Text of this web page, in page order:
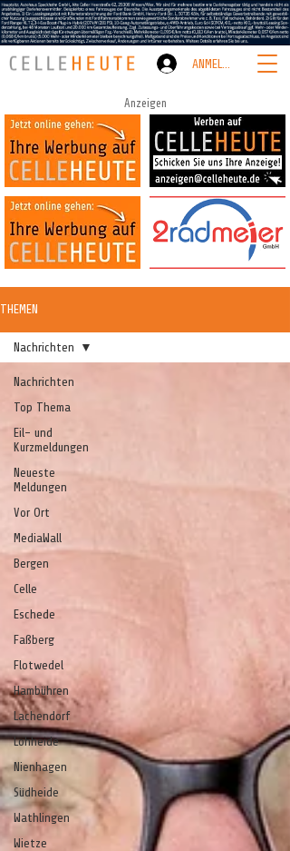
ANMELDEN
Anzeigen
THEMEN
Nachrichten
Top Thema
Eil- und
Kurzmeldungen
Neueste
Meldungen
Vor Ort
MediaWall
Bergen
Celle
Eschede
Faßberg
Flotwedel
Hambühren
Lachendorf
Lohheide
Nienhagen
Südheide
Wathlingen
Wietze
Nachrichten